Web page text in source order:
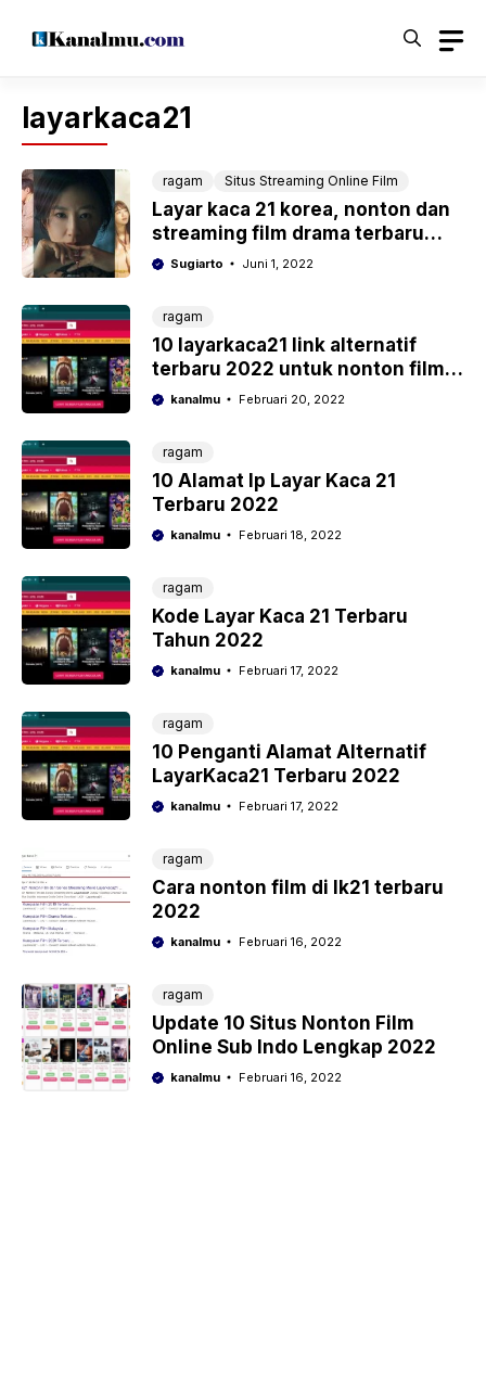
layarkaca21
ragam Situs Streaming Online Film
Layar kaca 21 korea, nonton dan
streaming film drama terbaru
2022
Sugiarto Juni 1, 2022
ragam
10 layarkaca21 link alternatif
terbaru 2022 untuk nonton film
online
kanalmu Februari 20, 2022
ragam
10 Alamat Ip Layar Kaca 21
Terbaru 2022
kanalmu Februari 18, 2022
ragam
Kode Layar Kaca 21 Terbaru
Tahun 2022
kanalmu Februari 17, 2022
ragam
10 Penganti Alamat Alternatif
LayarKaca21 Terbaru 2022
kanalmu Februari 17, 2022
ragam
Cara nonton film di lk21 terbaru
2022
kanalmu Februari 16, 2022
ragam
Update 10 Situs Nonton Film
Online Sub Indo Lengkap 2022
kanalmu Februari 16, 2022